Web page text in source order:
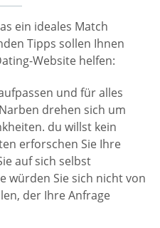
ein ideales Match
Tipps sollen Ihnen
Website helfen:
und für alles
drehen sich um
du willst kein
erforschen Sie Ihre
auf sich selbst
würden Sie sich nicht von
der Ihre Anfrage